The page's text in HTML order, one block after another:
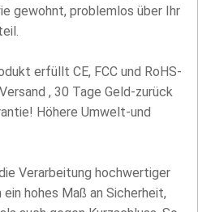
gewohnt, problemlos über Ihr
erfüllt CE, FCC und RoHS-
, 30 Tage Geld-zurück
Höhere Umwelt-und
Verarbeitung hochwertiger
hohes Maß an Sicherheit,